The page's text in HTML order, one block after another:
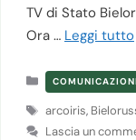
TV di Stato
Ora … Leggi tutto
Categorie
COMUNICAZIONI
Tag
arcoiris,
Lascia un